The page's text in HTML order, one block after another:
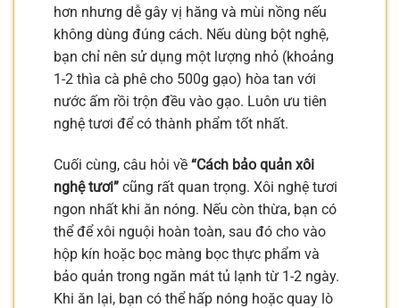
hơn nhưng dễ gây vị hăng và mùi nồng nếu
không dùng đúng cách. Nếu dùng bột nghệ,
bạn chỉ nên sử dụng một lượng nhỏ (khoảng
1-2 thìa cà phê cho 500g gạo) hòa tan với
nước ấm rồi trộn đều vào gạo. Luôn ưu tiên
nghệ tươi để có thành phẩm tốt nhất.
Cuối cùng, câu hỏi về “Cách bảo quản xôi
nghệ tươi” cũng rất quan trọng. Xôi nghệ tươi
ngon nhất khi ăn nóng. Nếu còn thừa, bạn có
thể để xôi nguội hoàn toàn, sau đó cho vào
hộp kín hoặc bọc màng bọc thực phẩm và
bảo quản trong ngăn mát tủ lạnh từ 1-2 ngày.
Khi ăn lại, bạn có thể hấp nóng hoặc quay lò